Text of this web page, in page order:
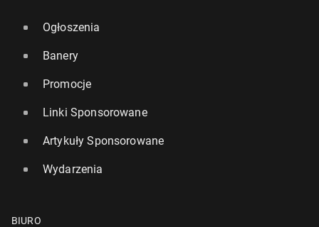
Ogłoszenia
Banery
Promocje
Linki Sponsorowane
Artykuły Sponsorowane
Wydarzenia
BIURO